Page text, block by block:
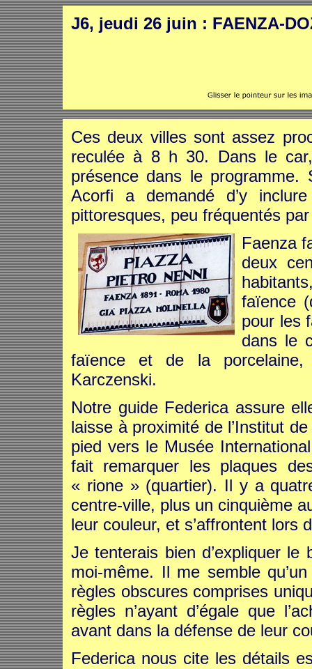
J6, jeudi 26 juin : FAENZA-
Ces deux villes sont assez
reculée à 8 h 30. Dans le
présence dans le programme.
Acorfi a demandé d’y
pittoresques, peu fréquentés
Faenza
deux
faïence
pour les
dans le
faïence et de la
Karczenski.
Notre guide Federica assure
laisse à proximité de l’Institut
pied vers le Musée
fait remarquer les plaques
« rione » (quartier). Il y a
centre-ville, plus un cinquième
leur couleur, et s’affrontent lors
Je tenterais bien d’expliquer
moi-même. Il me semble
règles obscures comprises
règles n’ayant d’égale que
avant dans la défense de leur
Federica nous cite les détails